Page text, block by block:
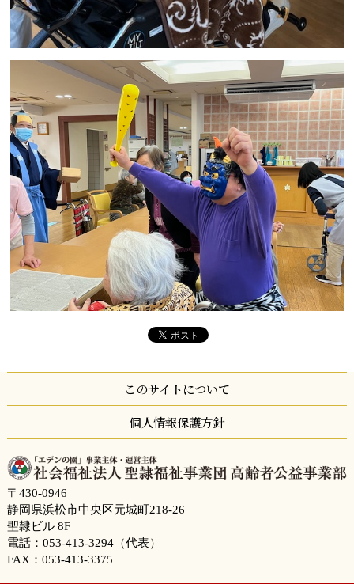
このサイトについて
個人情報保護方針
〒430-0946
静岡県浜松市中央区元城町218-26
聖隷ビル 8F
電話： 053-413-3294（代表）
FAX：053-413-3375